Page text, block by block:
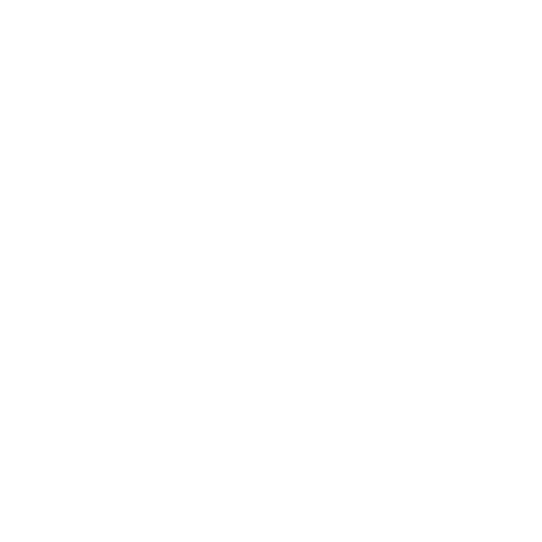
Medien anbieten zu
unserer
diese Informationen
Nutzung der
wie zum
Diese Cookies